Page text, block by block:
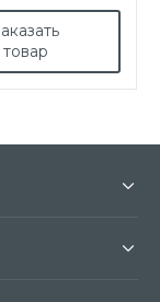
МЕТАЛЛ
товар